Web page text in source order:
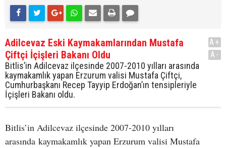
Adilcevaz Eski Kaymakamlarından Mustafa
Çiftçi İçişleri Bakanı Oldu
Bitlis’in Adilcevaz ilçesinde 2007-2010 yılları arasında
kaymakamlık yapan Erzurum valisi Mustafa Çiftçi,
Cumhurbaşkanı Recep Tayyip Erdoğan’ın tensipleriyle
İçişleri Bakanı oldu.
A+
A-
Bitlis’in Adilcevaz ilçesinde 2007-2010 yılları
arasında kaymakamlık yapan Erzurum valisi Mustafa